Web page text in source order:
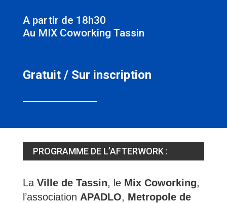
A partir de 18h30
Au MIX Coworking Tassin
Gratuit / Sur inscription
PROGRAMME DE L’AFTERWORK :
La Ville de Tassin, le Mix Coworking,
l’association APADLO, Metropole de